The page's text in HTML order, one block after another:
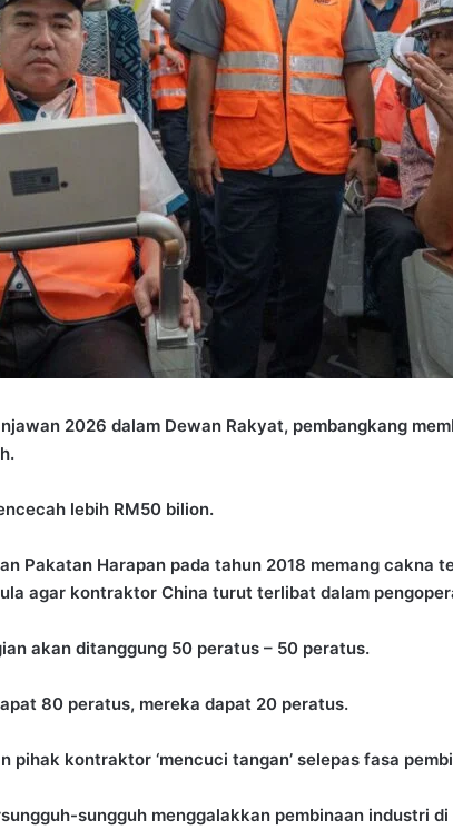
2026 dalam Dewan Rakyat, pembangkang
lebih RM50 bilion.
Pakatan Harapan pada tahun 2018 memang cakna
agar kontraktor China turut terlibat dalam
akan ditanggung 50 peratus – 50 peratus.
80 peratus, mereka dapat 20 peratus.
pihak kontraktor ‘mencuci tangan’ selepas fasa
sungguh menggalakkan pembinaan industri di